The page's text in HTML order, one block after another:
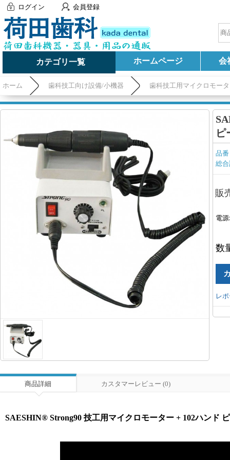
ログイン 会員登録
カテゴリ一覧 ホームページ 会
ホーム 歯科技工向け設備/小機器 歯科技工用マイクロモー
ピ
品
総
販
電源:
数
レ
商品詳細 カスタマーレビュー (0)
SAESHIN® Strong90 技工用マイクロモーター + 102ハンド